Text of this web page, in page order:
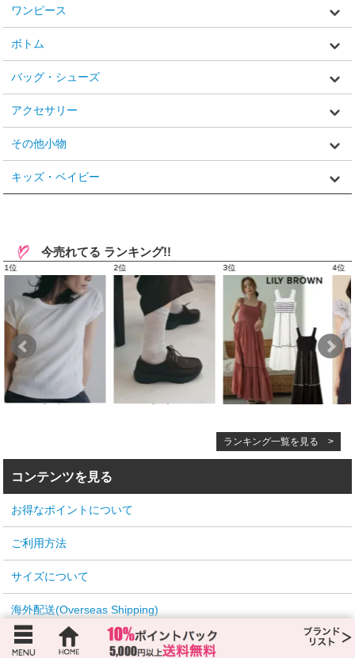
ワンピース
ボトム
バッグ・シューズ
アクセサリー
その他小物
キッズ・ベイビー
今売れてる ランキング!!
ランキング一覧を見る >
コンテンツを見る
お得なポイントについて
ご利用方法
サイズについて
海外配送(Overseas Shipping)
今売れてるランキング